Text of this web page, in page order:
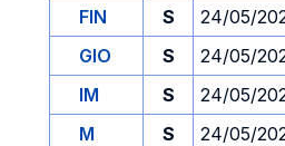
FIN
S 24/05/
GIO
S 24/05/
IM
S 24/05/
M
S 24/05/